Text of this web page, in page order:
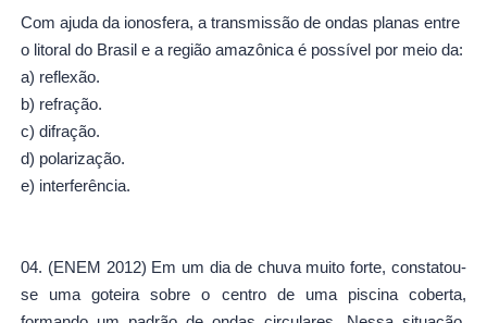
Com ajuda da ionosfera, a transmissão de ondas planas entre
o litoral do Brasil e a região amazônica é possível por meio da:
a) reflexão.
b) refração.
c)difração.
d) polarização.
e) interferência.
04. (ENEM 2012) Em um dia de chuva muito forte, constatou-
se uma goteira sobre o centro de uma piscina coberta,